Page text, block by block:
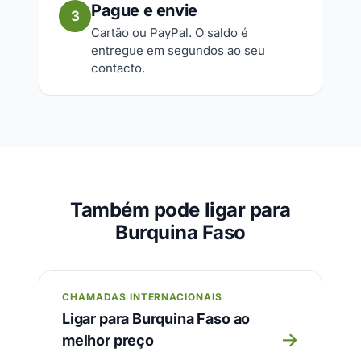
3 Pague e envie
Cartão ou PayPal. O saldo é
entregue em segundos ao seu
contacto.
Também pode ligar para
Burquina Faso
CHAMADAS INTERNACIONAIS
Ligar para Burquina Faso ao
melhor preço
→